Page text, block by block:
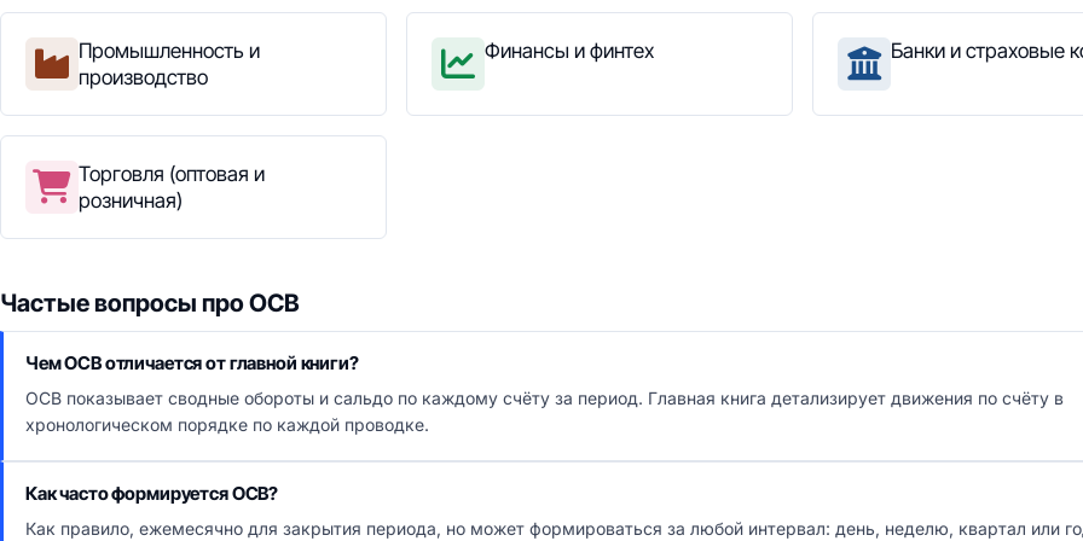
Промышленность и
производство
Финансы и финтех Банки и страховые
Торговля (оптовая и
розничная)
Частые вопросы про ОСВ
Чем ОСВ отличается от главной книги?
ОСВ показывает сводные обороты и сальдо по каждому счёту за период. Главная книга детализирует движения по счёту в
хронологическом порядке по каждой проводке.
Как часто формируется ОСВ?
Как правило, ежемесячно для закрытия периода, но может формироваться за любой интервал: день, неделю, квартал или